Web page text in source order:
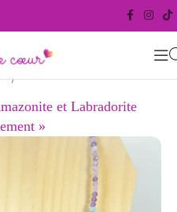
/Colliers
et Labradorite
»